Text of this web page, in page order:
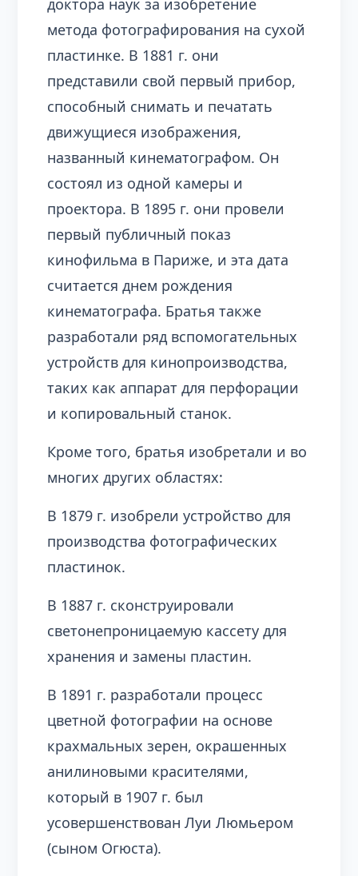
доктора наук за изобретение
метода фотографирования на сухой
пластинке. В 1881 г. они
представили свой первый прибор,
способный снимать и печатать
движущиеся изображения,
названный кинематографом. Он
состоял из одной камеры и
проектора. В 1895 г. они провели
первый публичный показ
кинофильма в Париже, и эта дата
считается днем рождения
кинематографа. Братья также
разработали ряд вспомогательных
устройств для кинопроизводства,
таких как аппарат для перфорации
и копировальный станок.
Кроме того, братья изобретали и во
многих других областях:
В 1879 г. изобрели устройство для
производства фотографических
пластинок.
В 1887 г. сконструировали
светонепроницаемую кассету для
хранения и замены пластин.
В 1891 г. разработали процесс
цветной фотографии на основе
крахмальных зерен, окрашенных
анилиновыми красителями,
который в 1907 г. был
усовершенствован Луи Люмьером
(сыном Огюста).